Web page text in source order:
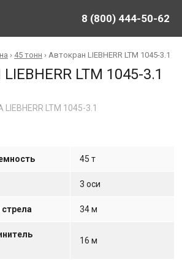
8 (800) 444-50-62
› 45 тонн › Автокран LIEBHERR LTM 1045-3.1
LTM 1045-3.1
LTM 1045-3.1
45 т
3 оси
34 м
16 м